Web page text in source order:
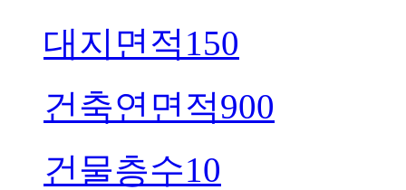
대지면적 150
건축연면적900
건물층수10